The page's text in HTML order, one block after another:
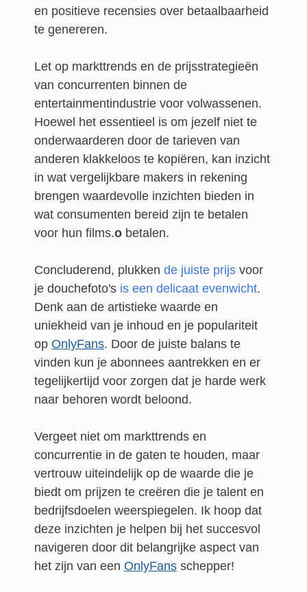
en positieve recensies over betaalbaarheid
te genereren.
Let op markttrends en de prijsstrategieën
van concurrenten binnen de
entertainmentindustrie voor volwassenen.
Hoewel het essentieel is om jezelf niet te
onderwaarderen door de tarieven van
anderen klakkeloos te kopiëren, kan inzicht
in wat vergelijkbare makers in rekening
brengen waardevolle inzichten bieden in
wat consumenten bereid zijn te betalen
voor hun films.o betalen.
Concluderend, plukken de juiste prijs voor
je douchefoto's is een delicaat evenwicht.
Denk aan de artistieke waarde en
uniekheid van je inhoud en je populariteit
op OnlyFans. Door de juiste balans te
vinden kun je abonnees aantrekken en er
tegelijkertijd voor zorgen dat je harde werk
naar behoren wordt beloond.
Vergeet niet om markttrends en
concurrentie in de gaten te houden, maar
vertrouw uiteindelijk op de waarde die je
biedt om prijzen te creëren die je talent en
bedrijfsdoelen weerspiegelen. Ik hoop dat
deze inzichten je helpen bij het succesvol
navigeren door dit belangrijke aspect van
het zijn van een OnlyFans schepper!